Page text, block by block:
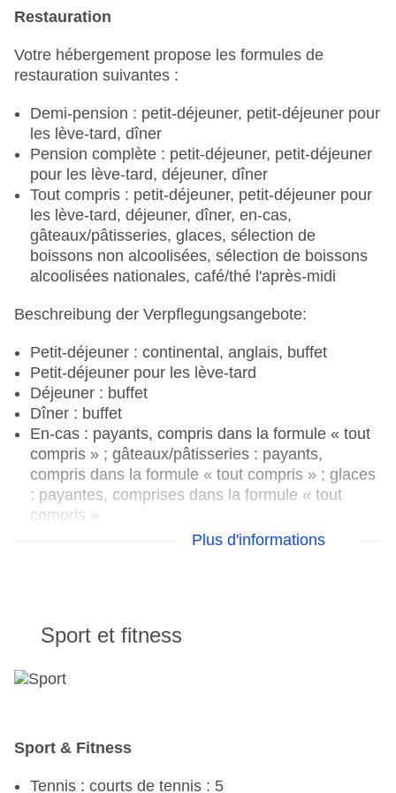
disponibilité), non surveillé : gratuit
Catégorie nationale : 4 étoiles
Restauration
Votre hébergement propose les formules de
restauration suivantes :
Demi-pension : petit-déjeuner, petit-déjeuner pour
les lève-tard, dîner
Pension complète : petit-déjeuner, petit-déjeuner
pour les lève-tard, déjeuner, dîner
Tout compris : petit-déjeuner, petit-déjeuner pour
les lève-tard, déjeuner, dîner, en-cas,
gâteaux/pâtisseries, glaces, sélection de
boissons non alcoolisées, sélection de boissons
alcoolisées nationales, café/thé l'après-midi
Beschreibung der Verpflegungsangebote:
Petit-déjeuner : continental, anglais, buffet
Petit-déjeuner pour les lève-tard
Déjeuner : buffet
Dîner : buffet
En-cas : payants, compris dans la formule « tout
compris » ; gâteaux/pâtisseries : payants,
compris dans la formule « tout compris » ; glaces
: payantes, comprises dans la formule « tout
compris »
Boissons : sélection de boissons non alcoolisées
alcoolisées internationales : payantes ; café/thé
tout compris »
Restaurant « Origen » : cuisine internationale,
buffet, Showcooking, avec terrasse, au bord de la
Plus d'informations
Sport et fitness
Sport & Fitness
Tennis : courts de tennis : 5